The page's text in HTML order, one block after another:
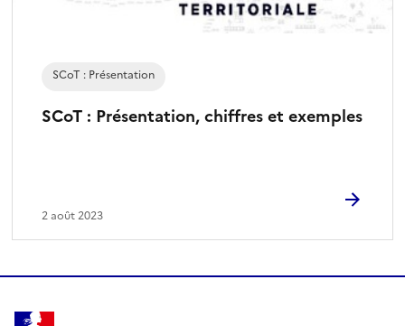
é
SCoT : Présentation, chiffres et exemples
SCoT : Présentation
2 août 2023